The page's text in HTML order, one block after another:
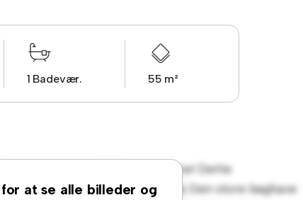
1 Badevær. 55 m²
at se alle billeder og
9, 7673, Harboøre! Dette
og indbydende miljø. Den store baghave